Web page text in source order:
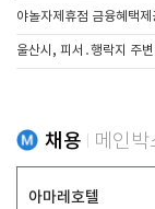
야놀자제휴점 금융혜택
울산시, 피서․행락지 주
채용 메인박
아마레호텔